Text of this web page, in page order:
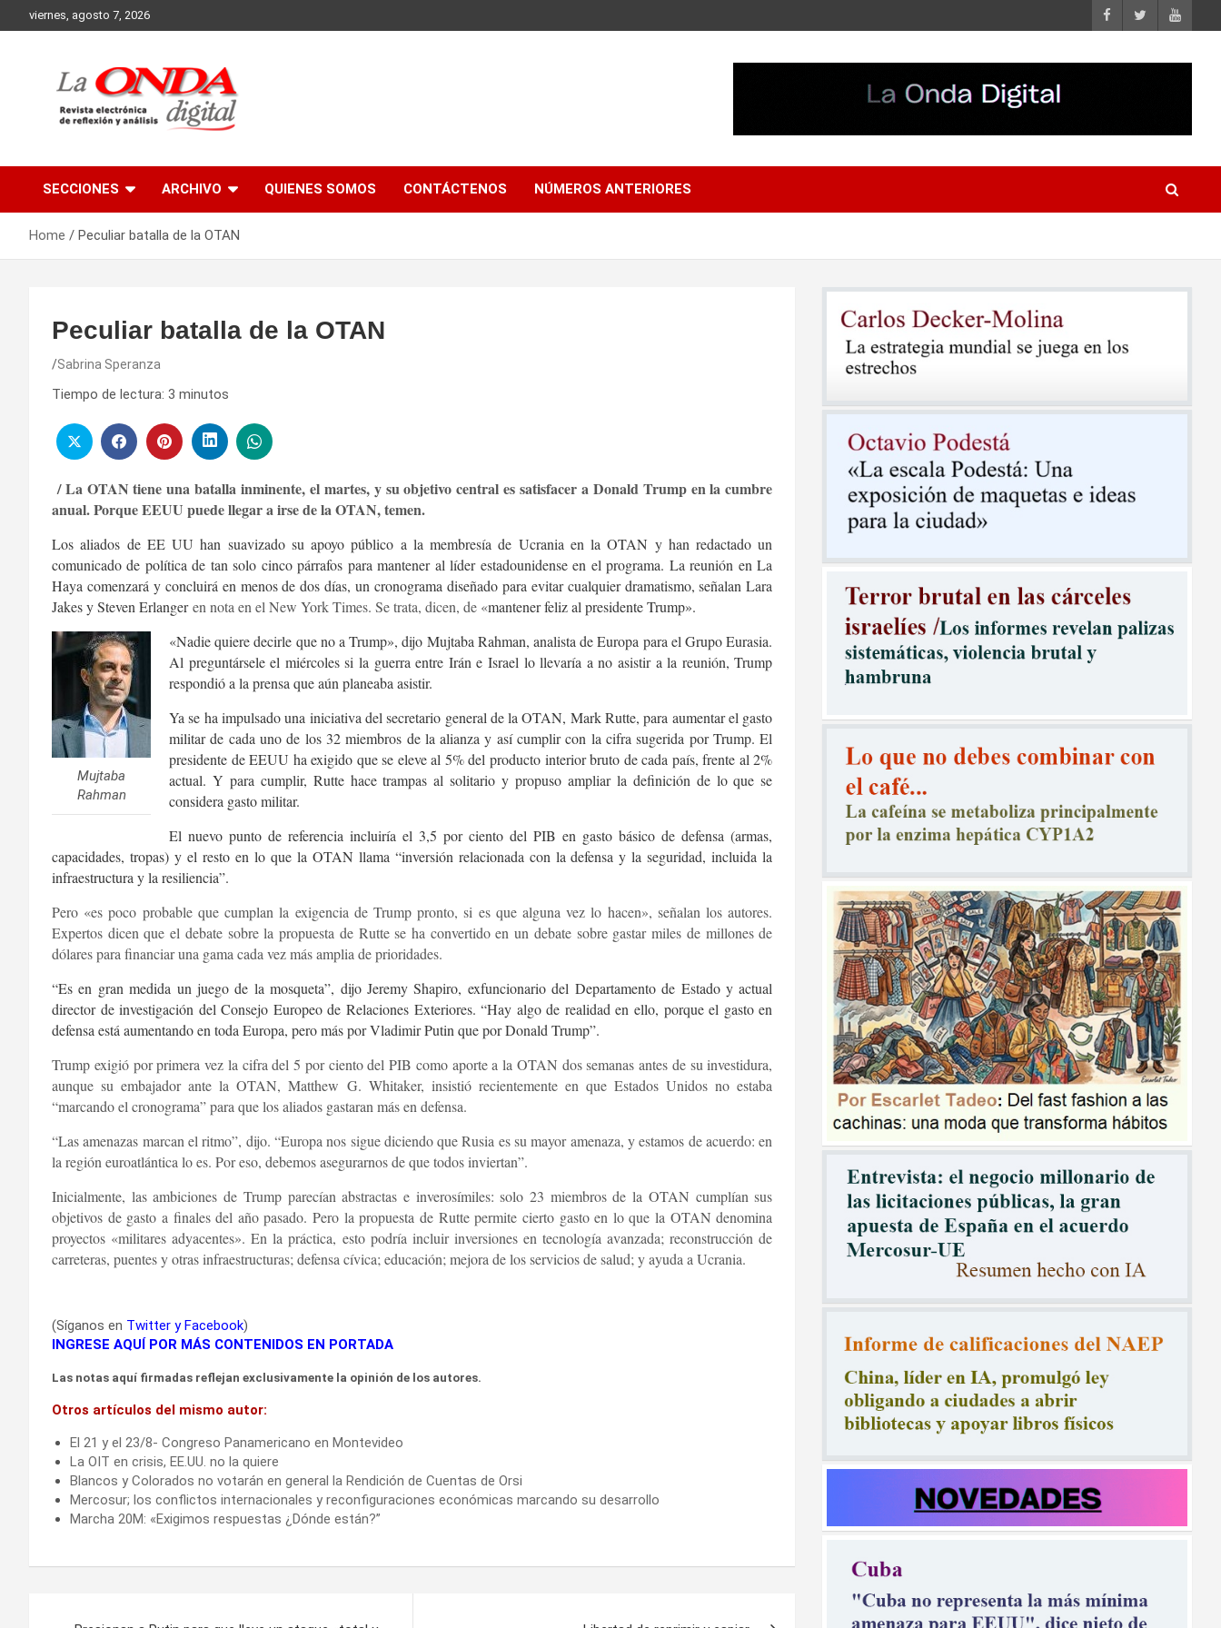
to
viernes, agosto 7, 2026
SECCIONES ARCHIVO QUIENES SOMOS CONTÁCTENOS NÚMEROS ANTERIORES
Home Peculiar batalla de la OTAN
Peculiar batalla de la OTAN
Sabrina Speranza
Tiempo de lectura: 3 minutos
/ La OTAN tiene una batalla inminente, el martes, y su objetivo central es satisfacer a Donald Trump en la cumbre
anual. Porque EEUU puede llegar a irse de la OTAN, temen.
Los aliados de EE UU han suavizado su apoyo público a la membresía de Ucrania en la OTAN y han redactado un
comunicado de política de tan solo cinco párrafos para mantener al líder estadounidense en el programa. La reunión en La
Haya comenzará y concluirá en menos de dos días, un cronograma diseñado para evitar cualquier dramatismo, señalan Lara
Jakes y Steven Erlangeren nota en el New York Times. Se trata, dicen, de «mantener feliz al presidente Trump».
Mujtaba
Rahman
«Nadie quiere decirle que no a Trump», dijo Mujtaba Rahman, analista de Europa para el Grupo Eurasia.
Al preguntársele el miércoles si la guerra entre Irán e Israel lo llevaría a no asistir a la reunión, Trump
respondió a la prensa que aún planeaba asistir.
Ya se ha impulsado una iniciativa del secretario general de la OTAN, Mark Rutte, para aumentar el gasto
militar de cada uno de los 32 miembros de la alianza y así cumplir con la cifra sugerida por Trump. El
presidente de EEUU ha exigido que se eleve al 5% del producto interior bruto de cada país, frente al 2%
actual. Y para cumplir, Rutte hace trampas al solitario y propuso ampliar la definición de lo que se
considera gasto militar.
El nuevo punto de referencia incluiría el 3,5 por ciento del PIB en gasto básico de defensa (armas,
capacidades, tropas) y el resto en lo que la OTAN llama “inversión relacionada con la defensa y la seguridad, incluida la
infraestructura y la resiliencia”.
Pero «es poco probable que cumplan la exigencia de Trump pronto, si es que alguna vez lo hacen», señalan los autores.
Expertos dicen que el debate sobre la propuesta de Rutte se ha convertido en un debate sobre gastar miles de millones de
dólares para financiar una gama cada vez más amplia de prioridades.
“Es en gran medida un juego de la mosqueta”, dijo Jeremy Shapiro, exfuncionario del Departamento de Estado y actual
director de investigación del Consejo Europeo de Relaciones Exteriores. “Hay algo de realidad en ello, porque el gasto en
defensa está aumentando en toda Europa, pero más por Vladimir Putin que por Donald Trump”.
Trump exigió por primera vez la cifra del 5 por ciento del PIB como aporte a la OTAN dos semanas antes de su investidura,
aunque su embajador ante la OTAN, Matthew G. Whitaker, insistió recientemente en que Estados Unidos no estaba
“marcando el cronograma” para que los aliados gastaran más en defensa.
“Las amenazas marcan el ritmo”, dijo. “Europa nos sigue diciendo que Rusia es su mayor amenaza, y estamos de acuerdo: en
la región euroatlántica lo es. Por eso, debemos asegurarnos de que todos inviertan”.
Inicialmente, las ambiciones de Trump parecían abstractas e inverosímiles: solo 23 miembros de la OTAN cumplían sus
objetivos de gasto a finales del año pasado. Pero la propuesta de Rutte permite cierto gasto en lo que la OTAN denomina
proyectos «militares adyacentes». En la práctica, esto podría incluir inversiones en tecnología avanzada; reconstrucción de
carreteras, puentes y otras infraestructuras; defensa cívica; educación; mejora de los servicios de salud; y ayuda a Ucrania.
(Síganos en Twitter yFacebook)
INGRESE AQUÍ POR MÁS CONTENIDOS EN PORTADA
Las notas aquí firmadas reflejan exclusivamente la opinión de los autores.
Otros artículos del mismo autor:
El 21 y el 23/8- Congreso Panamericano en Montevideo
La OIT en crisis, EE.UU. no la quiere
Blancos y Colorados no votarán en general la Rendición de Cuentas de Orsi
Mercosur; los conflictos internacionales y reconfiguraciones económicas marcando su desarrollo
Marcha 20M: «Exigimos respuestas ¿Dónde están?”